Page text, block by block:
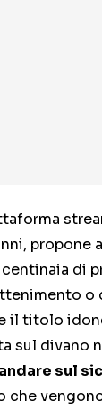
di
o
il titolo
sul divano
sul
che